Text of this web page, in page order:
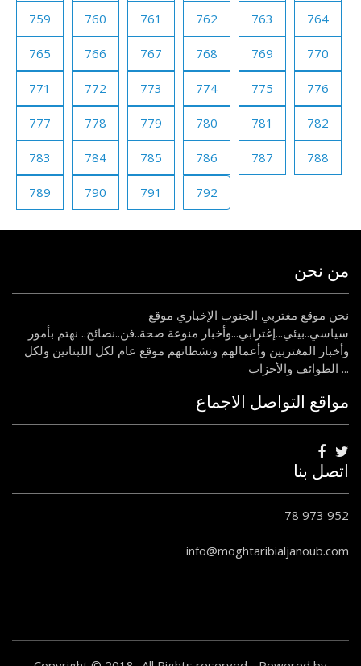
759 760 761 762 763 764
765 766 767 768 769 770
771 772 773 774 775 776
777 778 779 780 781 782
783 784 785 786 787 788
789 790 791 792
من نحن
نحن موقع مغتربي الجنوب الإخباري موقع
سياسي..بيئي...إغترابي...وأخبار منوعة صحة..فن..نصائح.. نهتم بأمور
وأخبار المغتربين وأعمالهم ونشطاتهم موقع عام لكل اللبنانين ولكل
الطوائف والأحزاب ...
مواقع التواصل الاجماع
اتصل بنا
78 973 952
info@moghtaribialjanoub.com